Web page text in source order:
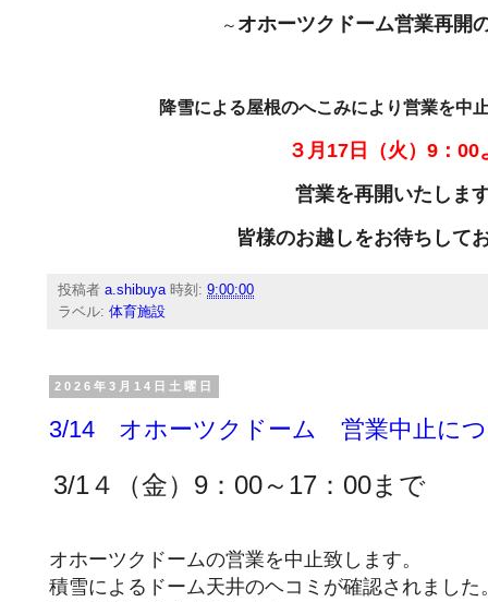
～ オホーツクドーム営業再開
降雪による屋根のへこみにより営業を中
３月17日（火）9：00
営業を再開いたしま
皆様のお越しをお待ちして
投稿者a.shibuya 時刻:9:00:00
ラベル:体育施設
2026年3月14日土曜日
3/14 オホーツクドーム 営業中止に
3/1４（金）9：00～17：00まで
オホーツクドームの営業を中止致します。
積雪によるドーム天井のヘコミが確認されました